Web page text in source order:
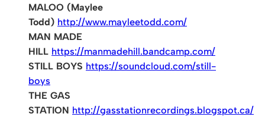
MALOO (Maylee
Todd) http://www.mayleetodd.com/
MAN MADE
HILL https://manmadehill.bandcamp.com/
STILL BOYS https://soundcloud.com/still-
boys
THE GAS
STATION http://gasstationrecordings.blogspot.ca/